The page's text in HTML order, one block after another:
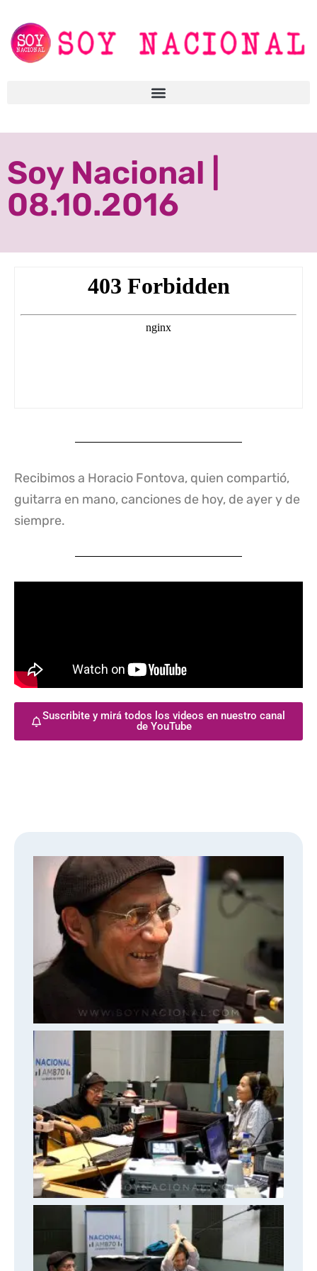
Soy Nacional |
08.10.2016
Recibimos a Horacio Fontova, quien compartió,
guitarra en mano, canciones de hoy, de ayer y de
siempre.
Suscribite y mirá todos los videos en nuestro canal
de YouTube